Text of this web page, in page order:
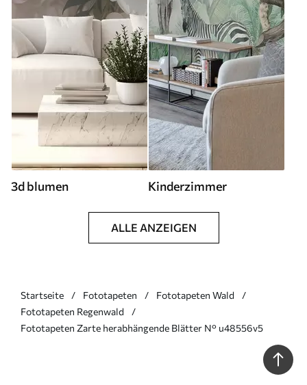
3d blumen Kinderzimmer
ALLE ANZEIGEN
Startseite Fototapeten
Fototapeten Wald
Fototapeten Regenwald
Fototapeten Zarte herabhängende Blätter N° u48556v5